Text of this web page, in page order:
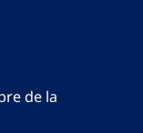
de la